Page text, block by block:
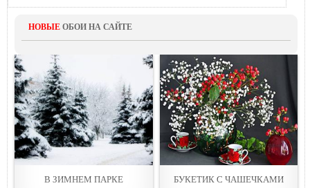
НОВЫЕ ОБОИ НА САЙТЕ
В ЗИМНЕМ ПАРКЕ БУКЕТИК С ЧАШЕЧКАМИ